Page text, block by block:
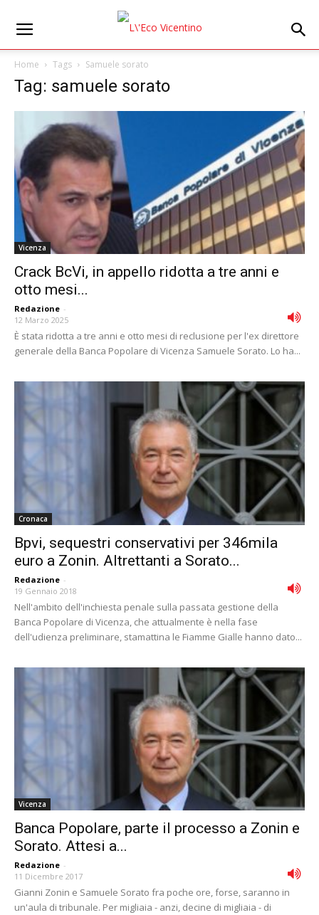
Home Tags Samuele sorato
Tag: samuele sorato
Vicenza
Crack BcVi, in appello ridotta a tre anni e
otto mesi...
Redazione -
12 Marzo 2025
È stata ridotta a tre anni e otto mesi di reclusione per l'ex direttore
generale della Banca Popolare di Vicenza Samuele Sorato. Lo ha...
Cronaca
Bpvi, sequestri conservativi per 346mila
euro a Zonin. Altrettanti a Sorato...
Redazione -
19 Gennaio 2018
Nell'ambito dell'inchiesta penale sulla passata gestione della
Banca Popolare di Vicenza, che attualmente è nella fase
dell'udienza preliminare, stamattina le Fiamme Gialle hanno dato...
Vicenza
Banca Popolare, parte il processo a Zonin e
Sorato. Attesi a...
Redazione -
11 Dicembre 2017
Gianni Zonin e Samuele Sorato fra poche ore, forse, saranno in
un'aula di tribunale. Per migliaia - anzi, decine di migliaia - di